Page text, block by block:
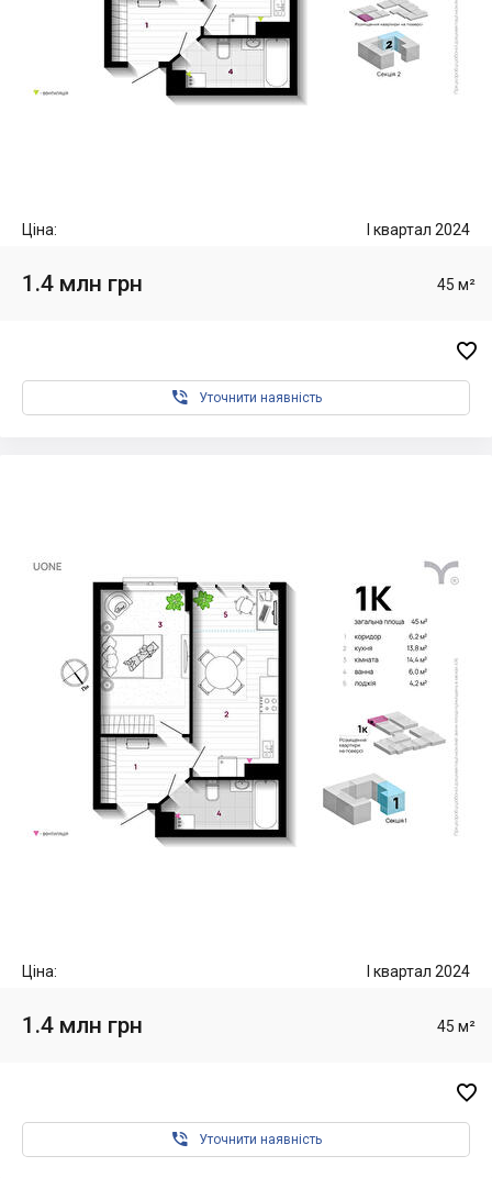
Ціна: I квартал 2024
1.4 млн грн 45 м²

 Уточнити наявність
Ціна: I квартал 2024
1.4 млн грн 45 м²

 Уточнити наявність